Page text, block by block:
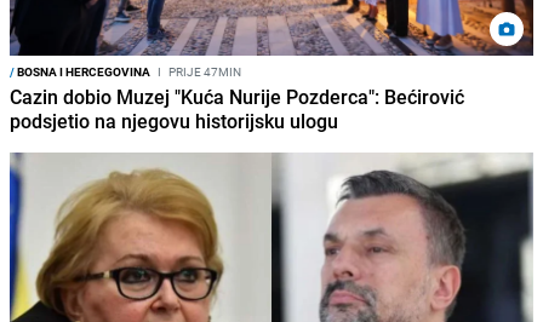
/BOSNA I HERCEGOVINA I PRIJE 47MIN
Cazin dobio Muzej "Kuća Nurije Pozderca": Bećirović
podsjetio na njegovu historijsku ulogu